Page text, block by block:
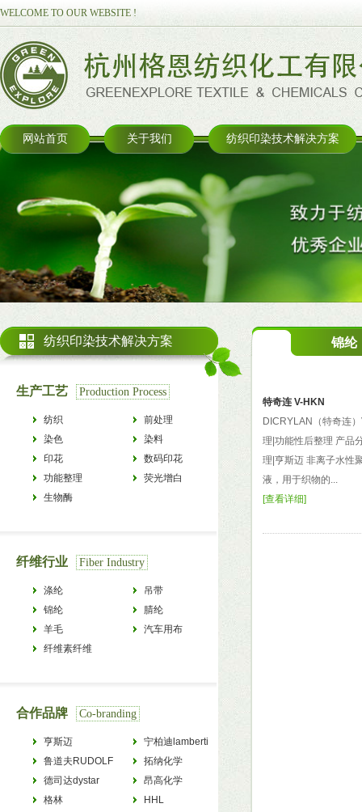
WELCOME TO OUR WEBSITE !
网站首页 关于我们 纺织印染技术解决方案
锦纶
特奇连 V-HKN
DICRYLAN（特奇连
理|功能性后整理 产品
理|亨斯迈 非离子水性
液，用于织物的...
[查看详细]
纺织印染技术解决方案
生产工艺 Production Process
纺织
前处理
染色
染料
印花
数码印花
功能整理
荧光增白
生物酶
纤维行业 Fiber Industry
涤纶
吊带
锦纶
腈纶
羊毛
汽车用布
纤维素纤维
合作品牌 Co-branding
亨斯迈
HUNTSMAN
宁柏迪lamberti
鲁道夫RUDOLF
拓纳化学
tanatexchemicals
德司达dystar
昂高化学
archroma
格林 HHL